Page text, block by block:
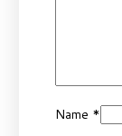
Name *